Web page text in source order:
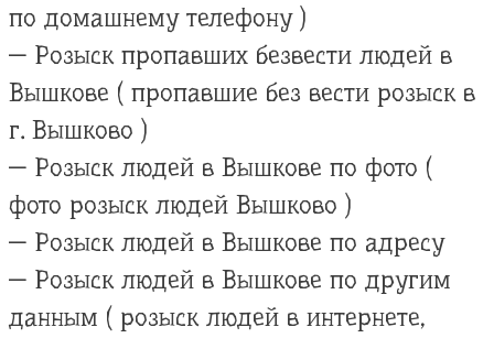
по домашнему телефону )
— Розыск пропавших безвести людей в
Вышкове ( пропавшие без вести розыск в
г. Вышково )
— Розыск людей в Вышкове по фото (
фото розыск людей Вышково )
— Розыск людей в Вышкове по адресу
— Розыск людей в Вышкове по другим
данным ( розыск людей в интернете,